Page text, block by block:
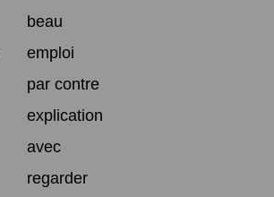
beau
emploi
par contre
explication
avec
regarder